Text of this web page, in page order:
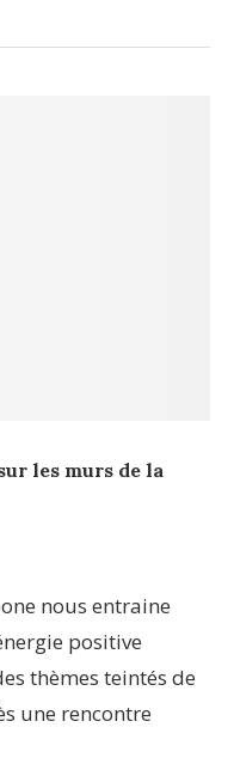
les murs de la
nous entraine
positive
thèmes teintés de
une rencontre